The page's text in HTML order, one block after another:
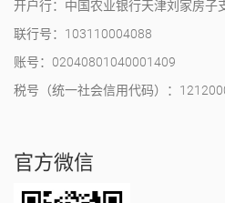
开户行：中国农业银行天津刘家房子
联行号：103110004088
账号：02040801040001409
税号（统一社会信用代码）：
官方微信